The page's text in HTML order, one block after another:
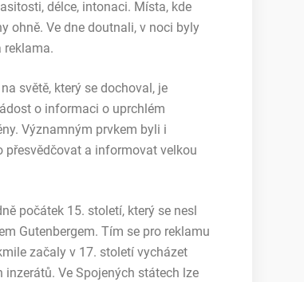
délce, intonaci. Místa, kde
ohně. Ve dne doutnali, v noci byly
reklama.
světě, který se dochoval, je
o informaci o uprchlém
Významným prvkem byli i
a informovat velkou
počátek 15. století, který se nesl
Gutenbergem. Tím se pro reklamu
začaly v 17. století vycházet
Ve Spojených státech lze